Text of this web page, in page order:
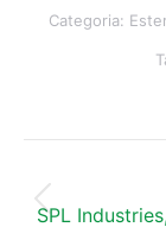
Categoria:
tra
SPL